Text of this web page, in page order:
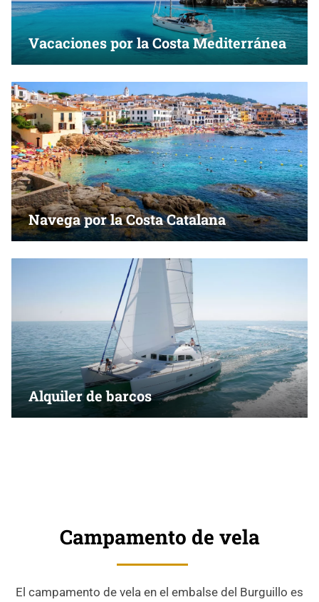
Vacaciones por la Costa Mediterránea
Navega por la Costa Catalana
Alquiler de barcos
Campamento de vela
El campamento de vela en el embalse del Burguillo es